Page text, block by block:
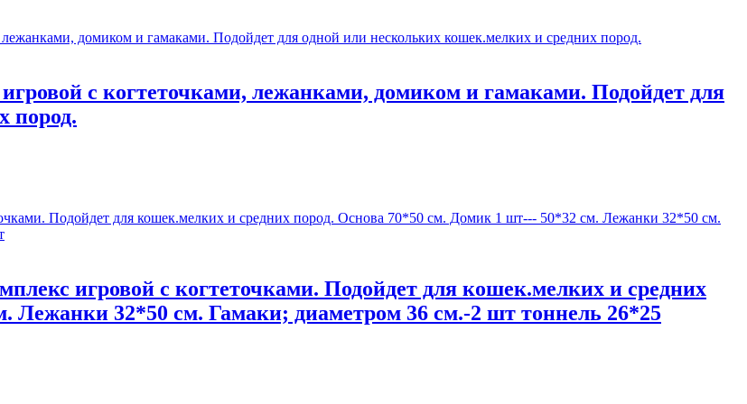
с когтеточками, лежанками, домиком и гамаками. Подойдет для
пород.
игровой с когтеточками. Подойдет для кошек.мелких и средних
Лежанки 32*50 см. Гамаки; диаметром 36 см.-2 шт тоннель 26*25